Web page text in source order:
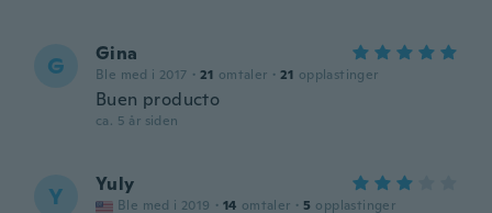
G Gina
Ble med i 2017 · 21 omtaler · 21 opplastinger
Buen producto
ca. 5 år siden
Y Yuly
Ble med i 2019 · 14 omtaler · 5 opplastinger